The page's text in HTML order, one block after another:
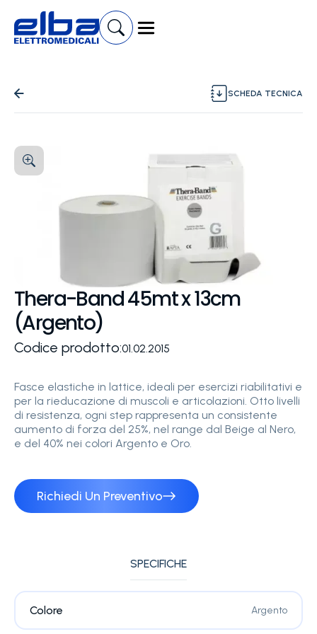
SCHEDA TECNICA
Thera-Band 45mt x 13cm
(Argento)
Codice prodotto:01.02.2015
Fasce elastiche in lattice, ideali per esercizi riabilitativi e
per la rieducazione di muscoli e articolazioni. Otto livelli
di resistenza, ogni step rappresenta un consistente
aumento di forza del 25%, nel range dal Beige al Nero,
e del 40% nei colori Argento e Oro.
Richiedi Un Preventivo
SPECIFICHE
Colore Argento